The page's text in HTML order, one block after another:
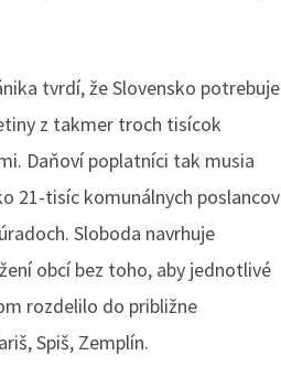
tvrdí, že Slovensko potrebuje
z takmer troch tisícok
Daňoví poplatníci tak musia
21-tisíc komunálnych poslancov
Sloboda navrhuje
obcí bez toho, aby jednotlivé
rozdelilo do približne
Spiš, Zemplín.